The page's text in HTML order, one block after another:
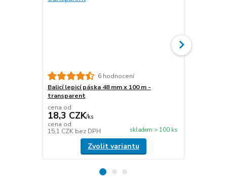
6 hodnocení
Balicí lepicí páska 48 mm x 100 m -
transparent
cena od
18,3 CZK/ks
cena od
15,1 CZK bez DPH skladem > 100 ks
Zvolit variantu